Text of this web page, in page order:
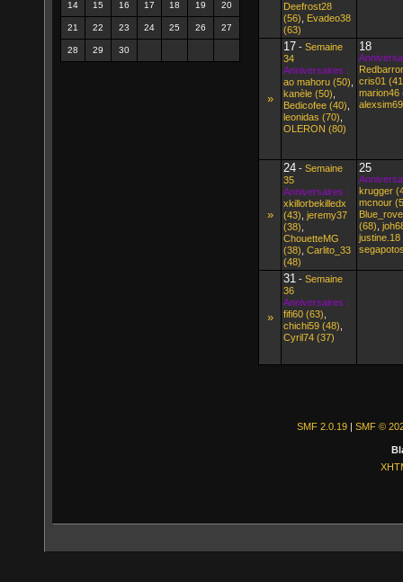
14 15 16 17 18 19 20
21 22 23 24 25 26 27
28 29 30
Deefrost28
(56), Evadeo38
(63)
»
17 - Semaine
34
Anniversaires :
ao mahoru (50),
kanèle (50),
Bedicofee (40),
leonidas (70),
OLERON (80)
18
cris01
marion46
»
24 - Semaine
35
Anniversaires :
xkillorbekilledx
(43), jeremy37
(38),
ChouetteMG
(38), Carlito_33
(48)
25
krugger
mcnour
(68),
justine.18
»
31 - Semaine
36
Anniversaires :
fifi60 (63),
chichi59 (48),
Cyril74 (37)
SMF 2.0.19| SMF ©